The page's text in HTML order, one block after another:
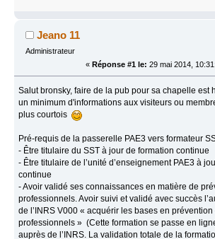
Jeano 11
Administrateur
« Réponse #1 le: 29 mai 2014,
Salut bronsky, faire de la pub pour sa chapelle est
un minimum d'informations aux visiteurs ou
plus courtois
Pré-requis de la passerelle PAE3 vers formateur
- Être titulaire du SST à jour de formation continue
- Être titulaire de l’unité d’enseignement PAE3 à
continue
- Avoir validé ses connaissances en matière de
professionnels. Avoir suivi et validé avec succès
de l’INRS V000 « acquérir les bases en
professionnels » (Cette formation se passe en
auprès de l’INRS. La validation totale de la